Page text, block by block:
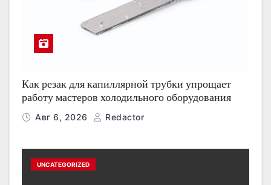
Как резак для капиллярной трубки упрощает
работу мастеров холодильного оборудования
Авг 6, 2026 Redactor
UNCATEGORIZED